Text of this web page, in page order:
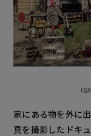
（
家にある物を外に
真を撮影したドキ